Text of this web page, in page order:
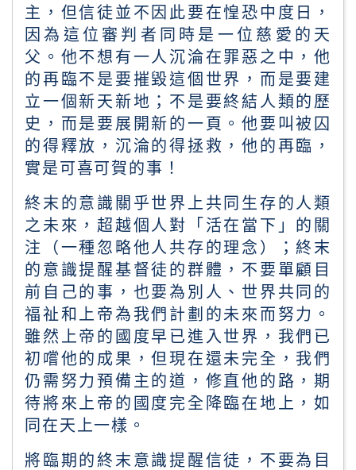
主，但信徒並不因此要在惶恐中度日，
因為這位審判者同時是一位慈愛的天
父。他不想有一人沉淪在罪惡之中，他
的再臨不是要摧毀這個世界，而是要建
立一個新天新地；不是要終結人類的歷
史，而是要展開新的一頁。他要叫被囚
的得釋放，沉淪的得拯救，他的再臨，
實是可喜可賀的事！
終末的意識關乎世界上共同生存的人類
之未來，超越個人對「活在當下」的關
注（一種忽略他人共存的理念）；終末
的意識提醒基督徒的群體，不要單顧目
前自己的事，也要為別人、世界共同的
福祉和上帝為我們計劃的未來而努力。
雖然上帝的國度早已進入世界，我們已
初嚐他的成果，但現在還未完全，我們
仍需努力預備主的道，修直他的路，期
待將來上帝的國度完全降臨在地上，如
同在天上一樣。
將臨期的終末意識提醒信徒，不要為目